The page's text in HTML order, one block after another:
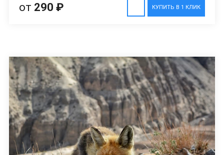
КУПИТЬ В 1 КЛИК
от 290 ₽